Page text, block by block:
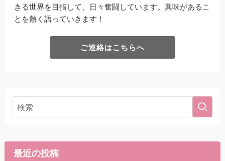
きる世界を目指して、日々奮闘しています。興味があるこ
とを熱く語っていきます！
ご連絡はこちらへ
最近の投稿